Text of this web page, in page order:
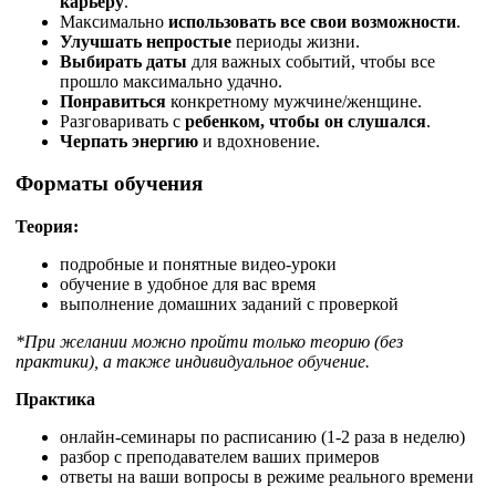
Максимально использовать все свои возможности.
Улучшать непростые периоды жизни.
Выбирать даты для важных событий, чтобы все
прошло максимально удачно.
Понравиться конкретному мужчине/женщине.
Разговаривать с ребенком, чтобы он слушался.
Черпать энергию и вдохновение.
Форматы обучения
Теория:
подробные и понятные видео-уроки
обучение в удобное для вас время
выполнение домашних заданий с проверкой
*При желании можно пройти только теорию (без
практики), а также индивидуальное обучение.
Практика
онлайн-семинары по расписанию (1-2 раза в неделю)
разбор с преподавателем ваших примеров
ответы на ваши вопросы в режиме реального времени